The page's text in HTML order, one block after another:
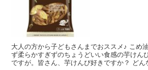
大人の方から子どもさんまでおススメ♪ こめ
ず柔らかすぎずのちょうどいい食感の芋けん
ですが。皆さん、芋けんぴ好きですか？ どん